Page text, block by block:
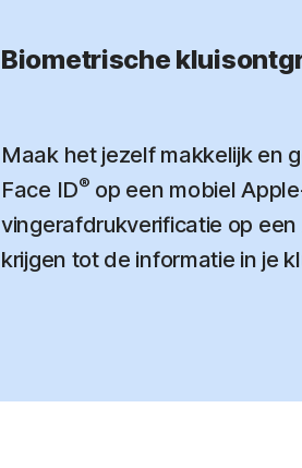
Biometrische
Maak het jezelf makkelijk en
Face ID® op een mobiel
vingerafdrukverificatie op
krijgen tot de informatie in je